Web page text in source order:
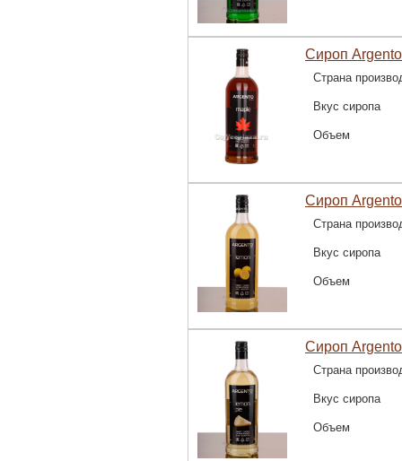
Сироп
Страна
Вкус сиропа
Объем
Сироп
Страна
Вкус сиропа
Объем
Сироп
Страна
Вкус сиропа
Объем